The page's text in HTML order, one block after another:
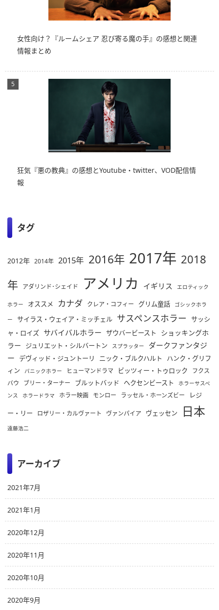
女性向け？『ルームシェア 忍び寄る魔の手』の感想と関連
情報まとめ
狂気『悪の教典』の感想とYoutube・twitter、VOD配信情
報
タグ
2012年 2014年 2015年 2016年 2017年 2018
年
アダリンド･シェイド アメリカ イギリス エロティック
ホラー オススメ カナダ クレア・コフィー グリム童話 ゴシックホラ
ー サイラス・ウェイア・ミッチェル サスペンスホラー
サッシ
ャ・ロイズ サバイバルホラー ザウバービースト
ショッキングホ
ラー
ジュリエット・シルバートン スプラッター
ダークファンタジ
ー
デヴィッド・ジュントーリ ニック・ブルクハルト
ハンク・グリフ
ィン
パニックホラー ヒューマンドラマ ビッツィー・トゥロック
フクス
バウ
ブリー・ターナー ブルットバッド ヘクセンビースト
ホラーサスペ
ンス
ホラードラマ ホラー映画 モンロー ラッセル・ホーンズビー レジ
ー・リー ロザリー・カルヴァート ヴァンパイア ヴェッセン 日本
遠藤浩二
アーカイブ
2021年7月
2021年1月
2020年12月
2020年11月
2020年10月
2020年9月